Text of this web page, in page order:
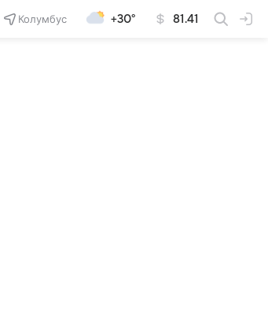
Колумбус +30° 81.41